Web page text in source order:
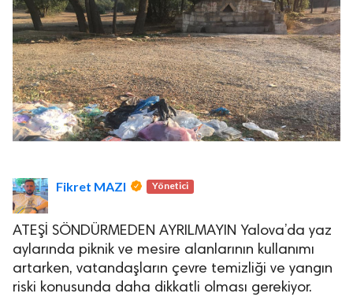
Fikret MAZI Yönetici
ATEŞİ SÖNDÜRMEDEN AYRILMAYIN Yalova’da yaz
aylarında piknik ve mesire alanlarının kullanımı
artarken, vatandaşların çevre temizliği ve yangın
riski konusunda daha dikkatli olması gerekiyor.